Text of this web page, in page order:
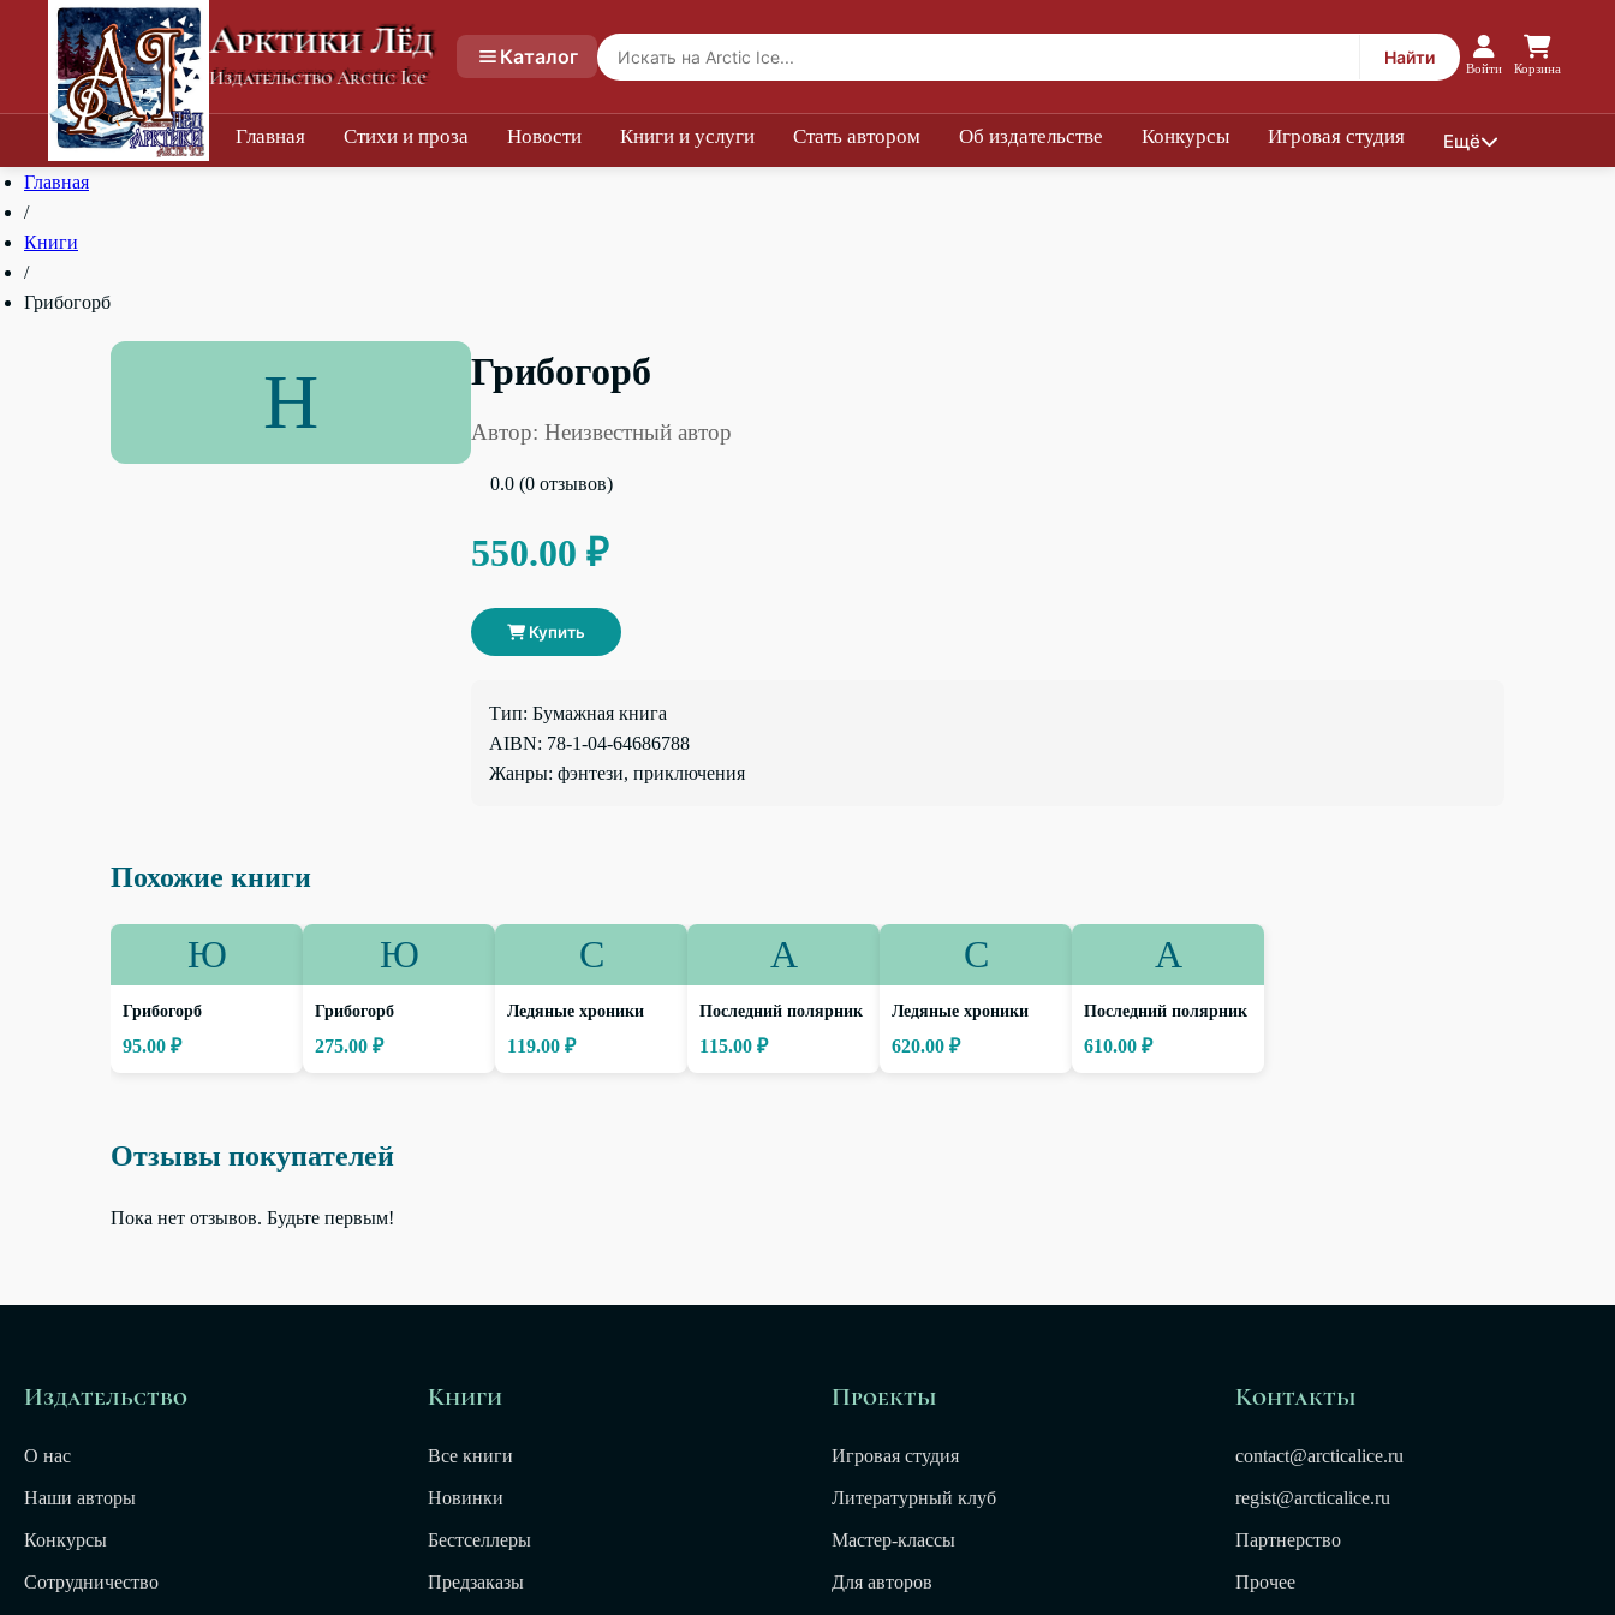
Арктики Лёд
Издательство Arctic Ice
Каталог Найти
Войти Корзина
Главная Стихи и проза Новости Книги и услуги Стать автором Об издательстве Конкурсы Игровая студия Ещё
Главная
/
Книги
/
Грибогорб
Н Грибогорб
Автор: Неизвестный автор
0.0 (0 отзывов)
550.00 ₽
Купить
Тип: Бумажная книга
AIBN: 78-1-04-64686788
Жанры: фэнтези, приключения
Похожие книги
Ю
Грибогорб
95.00 ₽
Ю
Грибогорб
275.00 ₽
С
Ледяные хроники
119.00 ₽
А
Последний полярник
115.00 ₽
С
Ледяные хроники
620.00 ₽
А
Последний полярник
610.00 ₽
Отзывы покупателей
Пока нет отзывов. Будьте первым!
Издательство
О нас
Наши авторы
Конкурсы
Сотрудничество
Книги
Все книги
Новинки
Бестселлеры
Предзаказы
Проекты
Игровая студия
Литературный клуб
Мастер-классы
Для авторов
Контакты
contact@arcticalice.ru
regist@arcticalice.ru
Партнерство
Прочее